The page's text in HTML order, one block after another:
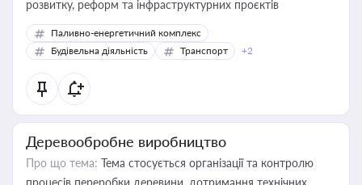
розвитку, реформ та інфраструктурних проєктів
Паливно-енергетичний комплекс
Будівельна діяльність
Транспорт +2
Деревообробне виробництво
Про що тема: Тема стосується організації та контролю
процесів переробки деревини, дотримання технічних